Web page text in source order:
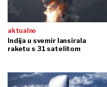
aktualno
Indija u svemir lansirala
raketu s 31 satelitom